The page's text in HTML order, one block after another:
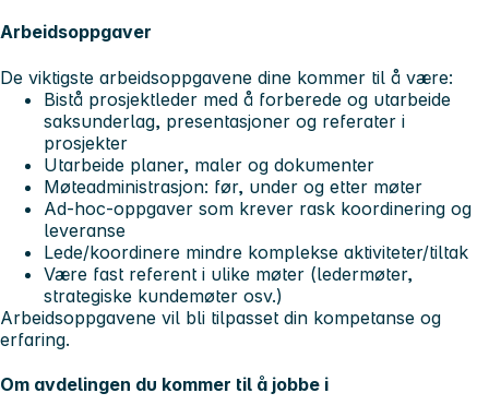
Arbeidsoppgaver
De viktigste arbeidsoppgavene dine kommer til å være:
Bistå prosjektleder med å forberede og utarbeide
saksunderlag, presentasjoner og referater i
prosjekter
Utarbeide planer, maler og dokumenter
Møteadministrasjon: før, under og etter møter
Ad-hoc-oppgaver som krever rask koordinering og
leveranse
Lede/koordinere mindre komplekse aktiviteter/tiltak
Være fast referent i ulike møter (ledermøter,
strategiske kundemøter osv.)
Arbeidsoppgavene vil bli tilpasset din kompetanse og
erfaring.
Om avdelingen du kommer til å jobbe i